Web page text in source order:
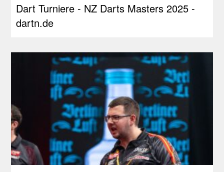
Dart Turniere - NZ Darts Masters 2025 -
dartn.de